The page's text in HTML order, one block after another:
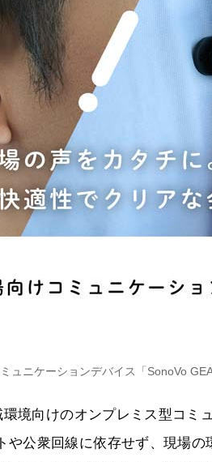
ュニケーションデバイス「SonoVo
境向けのオンプレミス型コミ
や公衆回線に依存せず、現場